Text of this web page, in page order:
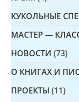
КУКОЛЬНЫЕ
МАСТЕР —
НОВОСТИ (73)
О КНИГАХ И
ПРОЕКТЫ (11)